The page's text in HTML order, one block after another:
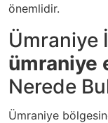
önemlidir.
Ümraniye
ümraniye
Nerede
Ümraniye